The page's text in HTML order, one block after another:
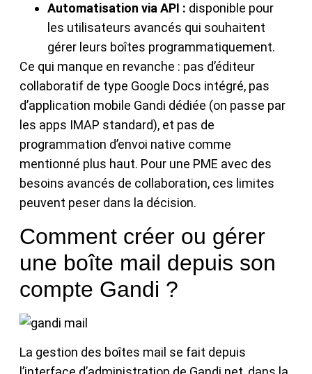
Automatisation via API : disponible pour
les utilisateurs avancés qui souhaitent
gérer leurs boîtes programmatiquement.
Ce qui manque en revanche : pas d’éditeur
collaboratif de type Google Docs intégré, pas
d’application mobile Gandi dédiée (on passe par
les apps IMAP standard), et pas de
programmation d’envoi native comme
mentionné plus haut. Pour une PME avec des
besoins avancés de collaboration, ces limites
peuvent peser dans la décision.
Comment créer ou gérer
une boîte mail depuis son
compte Gandi ?
La gestion des boîtes mail se fait depuis